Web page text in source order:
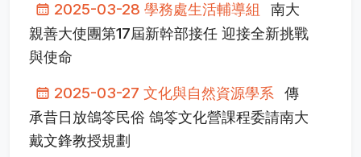
2025-03-28 學務處生活輔導組
南大
親善大使團第17屆新幹部接任 迎接全新挑戰
與使命
2025-03-27 文化與自然資源學系
傳
承昔日放鴿笭民俗 鴿笭文化營課程委請南大
戴文鋒教授規劃